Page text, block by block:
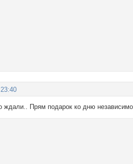
Прям подарок ко дню